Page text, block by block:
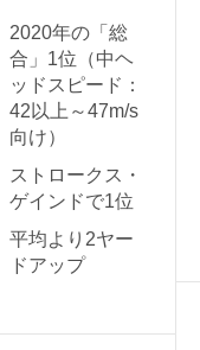
2020年の「総
合」1位（中ヘ
ッドスピード：
42以上～47m/s
向け）
ストロークス・
ゲインドで1位
平均より2ヤー
ドアップ